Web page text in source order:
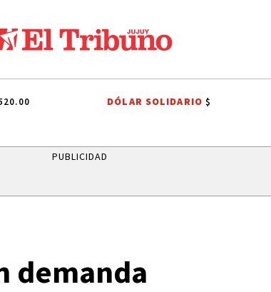
SAN CAYETANO FIESTAS PATRONALES A SAN CAYETANO
DÓLAR SOLIDARIO$
PUBLICIDAD
demanda